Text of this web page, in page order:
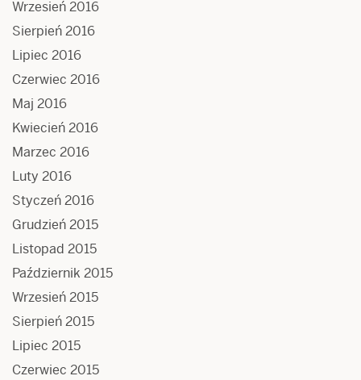
Wrzesień 2016
Sierpień 2016
Lipiec 2016
Czerwiec 2016
Maj 2016
Kwiecień 2016
Marzec 2016
Luty 2016
Styczeń 2016
Grudzień 2015
Listopad 2015
Październik 2015
Wrzesień 2015
Sierpień 2015
Lipiec 2015
Czerwiec 2015